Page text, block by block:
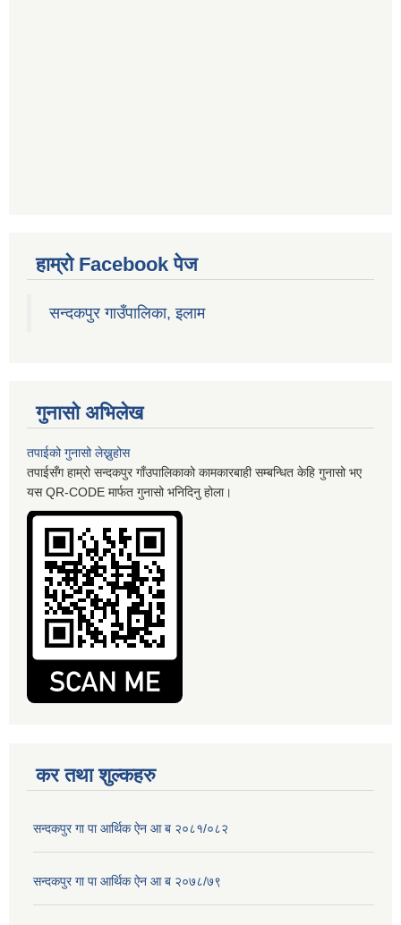
हाम्रो Facebook पेज
सन्दकपुर गाउँपालिका, इलाम
गुनासो अभिलेख
तपाईको गुनासो लेख्नुहोस
तपाईसँग हाम्रो सन्दकपुर गाँउपालिकाको कामकारबाही सम्बन्धित केहि गुनासो भए
यस QR-CODE मार्फत गुनासो भनिदिनु होला।
कर तथा शुल्कहरु
सन्दकपुर गा पा आर्थिक ऐन आ ब २०८१/०८२
सन्दकपुर गा पा आर्थिक ऐन आ ब २०७८/७९